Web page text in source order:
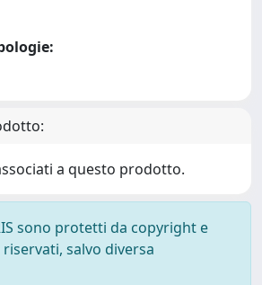
a questo prodotto.
sono protetti da copyright e
salvo diversa